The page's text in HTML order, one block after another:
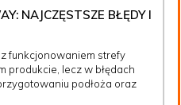
NAJCZĘSTSZE BŁĘDY I
funkcjonowaniem strefy
produkcie, lecz w błędach
podłoża oraz